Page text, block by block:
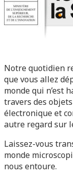
Notre quotidien
que vous allez
monde qui n’est
travers des
électronique et
autre regard sur
Laissez-vous
monde
nous entoure.